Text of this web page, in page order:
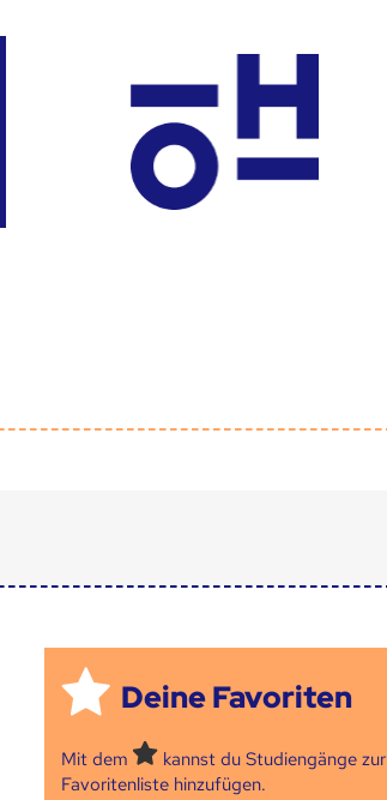
Deine Favoriten
Mit dem
kannst du Studiengänge zur
Favoritenliste hinzufügen.